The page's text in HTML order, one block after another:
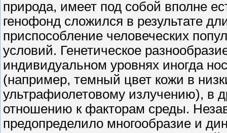
природа, имеет под собой вполне
генофонд сложился в результате
приспособление человеческих
условий. Генетическое
индивидуальном уровнях иногда
(например, темный цвет кожи в
ультрафиолетовому излучению), в
отношению к факторам среды.
предопределило многообразие и